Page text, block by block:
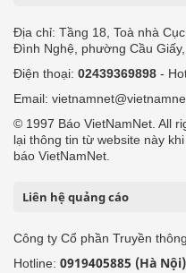
Địa chỉ: Tầng 18, Toà nhà
Đình Nghệ, phường Cầu Giấy,
Điện thoại: 02439369898 -
Email:
© 1997 Báo VietNamNet. All
lại thông tin từ website này
báo VietNamNet.
Liên hệ quảng cáo
Công ty Cổ phần Truyền
Hotline: 0919405885 (Hà Nội)